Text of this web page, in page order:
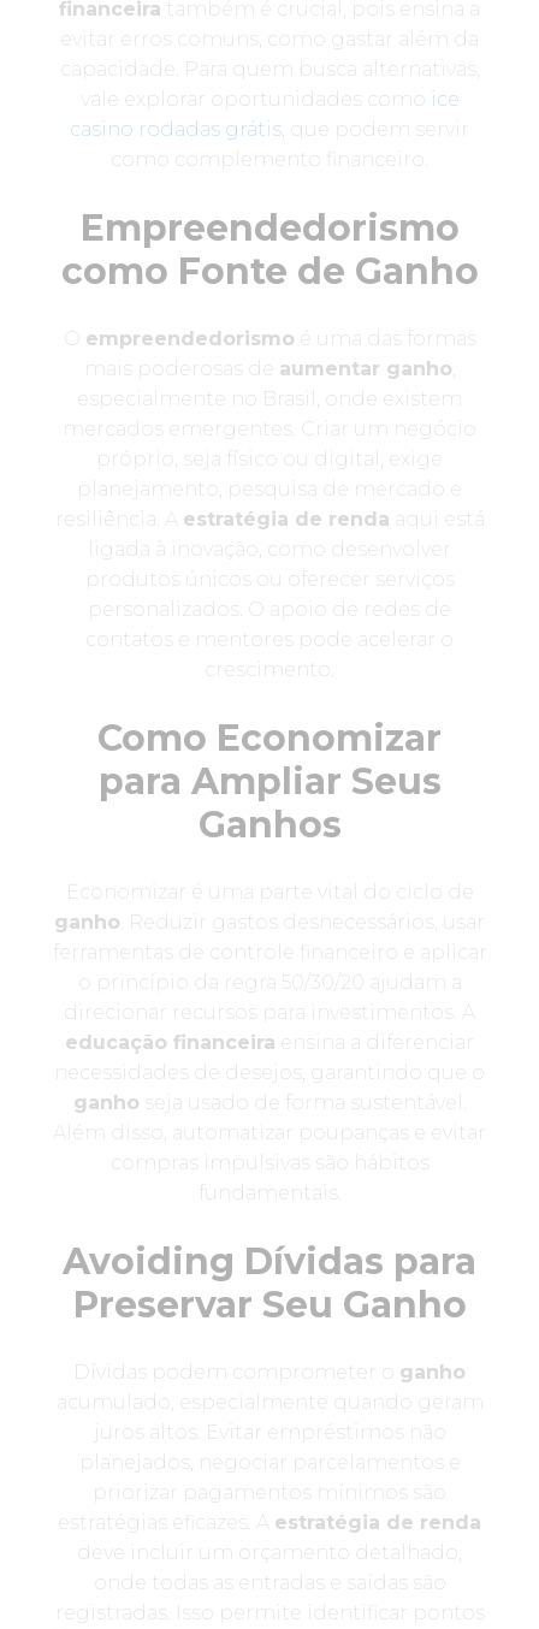
financeira também é crucial, pois ensina a
evitar erros comuns, como gastar além da
capacidade. Para quem busca alternativas,
vale explorar oportunidades como ice
casino rodadas grátis , que podem servir
como complemento financeiro.
Empreendedorismo
como Fonte de Ganho
empreendedorismo é uma das formas
mais poderosas de aumentar ganho
especialmente no Brasil, onde existem
mercados emergentes. Criar um negócio
próprio, seja físico ou digital, exige
planejamento, pesquisa de mercado e
resiliência. A estratégia de renda aqui está
ligada à inovação, como desenvolver
produtos únicos ou oferecer serviços
personalizados. O apoio de redes de
contatos e mentores pode acelerar o
crescimento.
Como Economizar
para Ampliar Seus
Ganhos
Economizar é uma parte vital do ciclo de
ganho. Reduzir gastos desnecessários, usar
ferramentas de controle financeiro e aplicar
o princípio da regra 50/30/20 ajudam a
direcionar recursos para investimentos. A
educação financeira ensina a diferenciar
necessidades de desejos, garantindo que o
ganho seja usado de forma sustentável.
Além disso, automatizar poupanças e evitar
compras impulsivas são hábitos
fundamentais.
Avoiding Dívidas para
Preservar Seu Ganho
Dívidas podem comprometer o ganho
acumulado, especialmente quando geram
juros altos. Evitar empréstimos não
planejados, negociar parcelamentos e
priorizar pagamentos mínimos são
estratégias eficazes. A estratégia de renda
deve incluir um orçamento detalhado,
onde todas as entradas e saídas são
registradas. Isso permite identificar pontos